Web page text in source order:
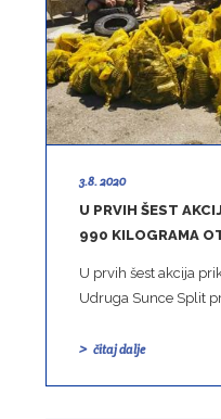
3.8. 2020
U PRVIH ŠEST
990 KILOGRAMA
U prvih šest akcija
Udruga Sunce Split
čitaj dalje